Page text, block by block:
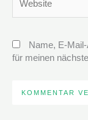
Name, E-
für meinen